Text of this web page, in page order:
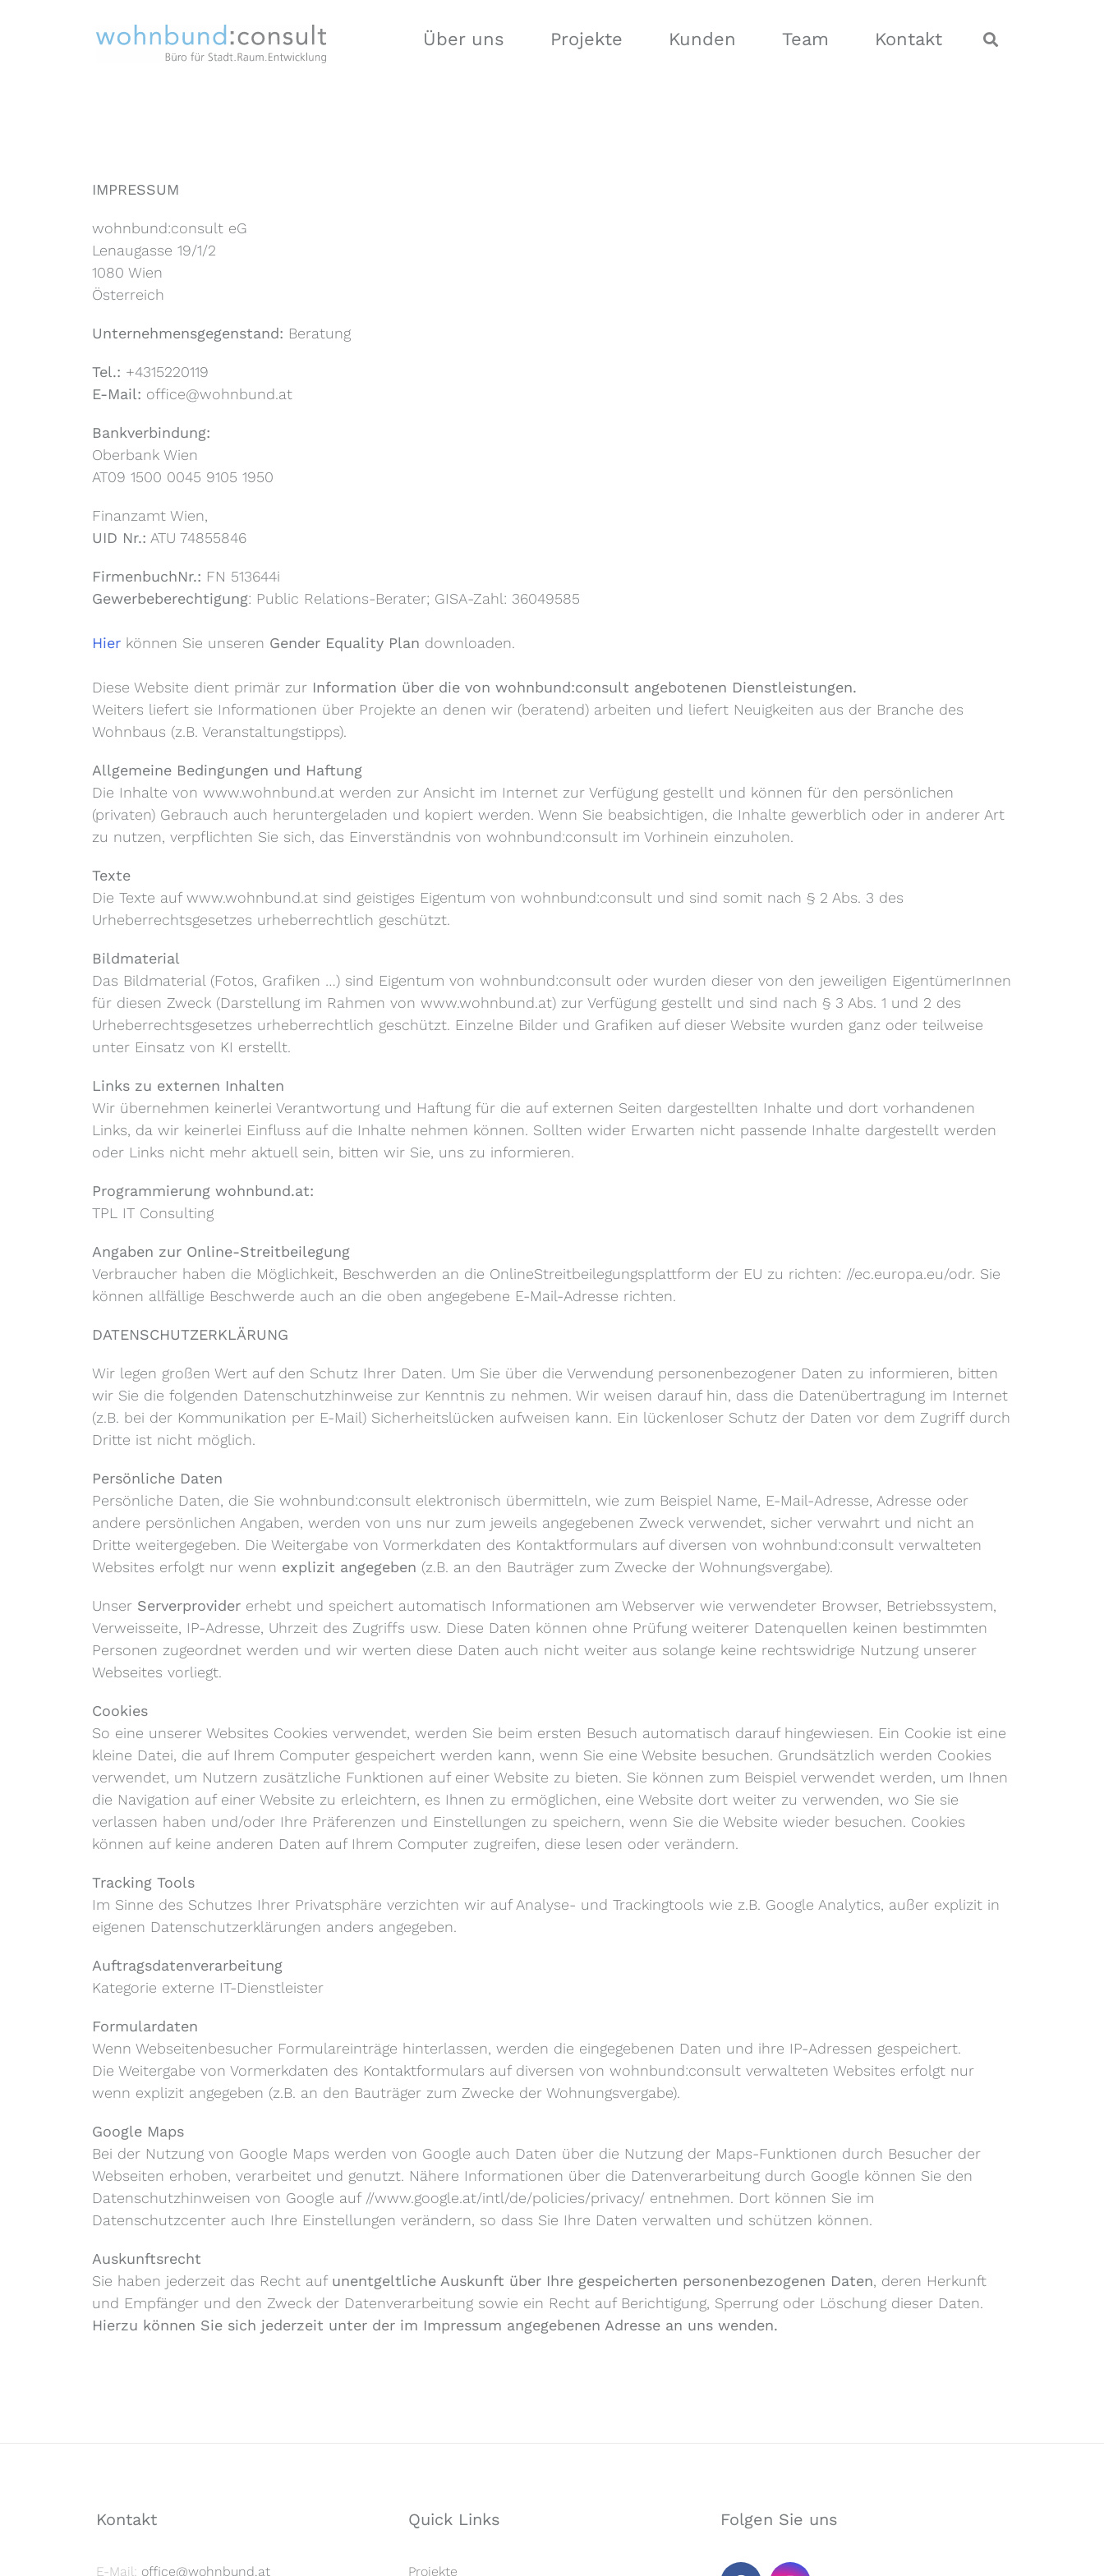
Über uns Projekte Kunden Team Kontakt
IMPRESSUM
wohnbund:consult eG
Lenaugasse 19/1/2
1080 Wien
Österreich
Unternehmensgegenstand: Beratung
Tel.: +4315220119
E-Mail: office@wohnbund.at
Bankverbindung:
Oberbank Wien
AT09 1500 0045 9105 1950
Finanzamt Wien,
UID Nr.: ATU 74855846
FirmenbuchNr.: FN 513644i
Gewerbeberechtigung: Public Relations-Berater; GISA-Zahl: 36049585
Hier können Sie unseren Gender Equality Plan downloaden.
Diese Website dient primär zur Information über die von wohnbund:consult angebotenen Dienstleistungen.
Weiters liefert sie Informationen über Projekte an denen wir (beratend) arbeiten und liefert Neuigkeiten aus der Branche des
Wohnbaus (z.B. Veranstaltungstipps).
Allgemeine Bedingungen und Haftung
Die Inhalte von www.wohnbund.at werden zur Ansicht im Internet zur Verfügung gestellt und können für den persönlichen
(privaten) Gebrauch auch heruntergeladen und kopiert werden. Wenn Sie beabsichtigen, die Inhalte gewerblich oder in anderer Art
zu nutzen, verpflichten Sie sich, das Einverständnis von wohnbund:consult im Vorhinein einzuholen.
Texte
Die Texte auf www.wohnbund.at sind geistiges Eigentum von wohnbund:consult und sind somit nach § 2 Abs. 3 des
Urheberrechtsgesetzes urheberrechtlich geschützt.
Bildmaterial
Das Bildmaterial (Fotos, Grafiken …) sind Eigentum von wohnbund:consult oder wurden dieser von den jeweiligen EigentümerInnen
für diesen Zweck (Darstellung im Rahmen von www.wohnbund.at) zur Verfügung gestellt und sind nach § 3 Abs. 1 und 2 des
Urheberrechtsgesetzes urheberrechtlich geschützt. Einzelne Bilder und Grafiken auf dieser Website wurden ganz oder teilweise
unter Einsatz von KI erstellt.
Links zu externen Inhalten
Wir übernehmen keinerlei Verantwortung und Haftung für die auf externen Seiten dargestellten Inhalte und dort vorhandenen
Links, da wir keinerlei Einfluss auf die Inhalte nehmen können. Sollten wider Erwarten nicht passende Inhalte dargestellt werden
oder Links nicht mehr aktuell sein, bitten wir Sie, uns zu informieren.
Programmierung wohnbund.at:
TPL IT Consulting
Angaben zur Online-Streitbeilegung
Verbraucher haben die Möglichkeit, Beschwerden an die OnlineStreitbeilegungsplattform der EU zu richten: //ec.europa.eu/odr. Sie
können allfällige Beschwerde auch an die oben angegebene E-Mail-Adresse richten.
DATENSCHUTZERKLÄRUNG
Wir legen großen Wert auf den Schutz Ihrer Daten. Um Sie über die Verwendung personenbezogener Daten zu informieren, bitten
wir Sie die folgenden Datenschutzhinweise zur Kenntnis zu nehmen. Wir weisen darauf hin, dass die Datenübertragung im Internet
(z.B. bei der Kommunikation per E-Mail) Sicherheitslücken aufweisen kann. Ein lückenloser Schutz der Daten vor dem Zugriff durch
Dritte ist nicht möglich.
Persönliche Daten
Persönliche Daten, die Sie wohnbund:consult elektronisch übermitteln, wie zum Beispiel Name, E-Mail-Adresse, Adresse oder
andere persönlichen Angaben, werden von uns nur zum jeweils angegebenen Zweck verwendet, sicher verwahrt und nicht an
Dritte weitergegeben. Die Weitergabe von Vormerkdaten des Kontaktformulars auf diversen von wohnbund:consult verwalteten
Websites erfolgt nur wenn explizit angegeben (z.B. an den Bauträger zum Zwecke der Wohnungsvergabe).
Unser Serverprovider erhebt und speichert automatisch Informationen am Webserver wie verwendeter Browser, Betriebssystem,
Verweisseite, IP-Adresse, Uhrzeit des Zugriffs usw. Diese Daten können ohne Prüfung weiterer Datenquellen keinen bestimmten
Personen zugeordnet werden und wir werten diese Daten auch nicht weiter aus solange keine rechtswidrige Nutzung unserer
Webseites vorliegt.
Cookies
So eine unserer Websites Cookies verwendet, werden Sie beim ersten Besuch automatisch darauf hingewiesen. Ein Cookie ist eine
kleine Datei, die auf Ihrem Computer gespeichert werden kann, wenn Sie eine Website besuchen. Grundsätzlich werden Cookies
verwendet, um Nutzern zusätzliche Funktionen auf einer Website zu bieten. Sie können zum Beispiel verwendet werden, um Ihnen
die Navigation auf einer Website zu erleichtern, es Ihnen zu ermöglichen, eine Website dort weiter zu verwenden, wo Sie sie
verlassen haben und/oder Ihre Präferenzen und Einstellungen zu speichern, wenn Sie die Website wieder besuchen. Cookies
können auf keine anderen Daten auf Ihrem Computer zugreifen, diese lesen oder verändern.
Tracking Tools
Im Sinne des Schutzes Ihrer Privatsphäre verzichten wir auf Analyse- und Trackingtools wie z.B. Google Analytics, außer explizit in
eigenen Datenschutzerklärungen anders angegeben.
Auftragsdatenverarbeitung
Kategorie externe IT-Dienstleister
Formulardaten
Wenn Webseitenbesucher Formulareinträge hinterlassen, werden die eingegebenen Daten und ihre IP-Adressen gespeichert.
Die Weitergabe von Vormerkdaten des Kontaktformulars auf diversen von wohnbund:consult verwalteten Websites erfolgt nur
wenn explizit angegeben (z.B. an den Bauträger zum Zwecke der Wohnungsvergabe).
Google Maps
Bei der Nutzung von Google Maps werden von Google auch Daten über die Nutzung der Maps-Funktionen durch Besucher der
Webseiten erhoben, verarbeitet und genutzt. Nähere Informationen über die Datenverarbeitung durch Google können Sie den
Datenschutzhinweisen von Google auf //www.google.at/intl/de/policies/privacy/ entnehmen. Dort können Sie im
Datenschutzcenter auch Ihre Einstellungen verändern, so dass Sie Ihre Daten verwalten und schützen können.
Auskunftsrecht
Sie haben jederzeit das Recht auf unentgeltliche Auskunft über Ihre gespeicherten personenbezogenen Daten, deren Herkunft
und Empfänger und den Zweck der Datenverarbeitung sowie ein Recht auf Berichtigung, Sperrung oder Löschung dieser Daten.
Hierzu können Sie sich jederzeit unter der im Impressum angegebenen Adresse an uns wenden.
Kontakt
E-Mail: office@wohnbund.at
Quick Links
Projekte
Folgen Sie uns